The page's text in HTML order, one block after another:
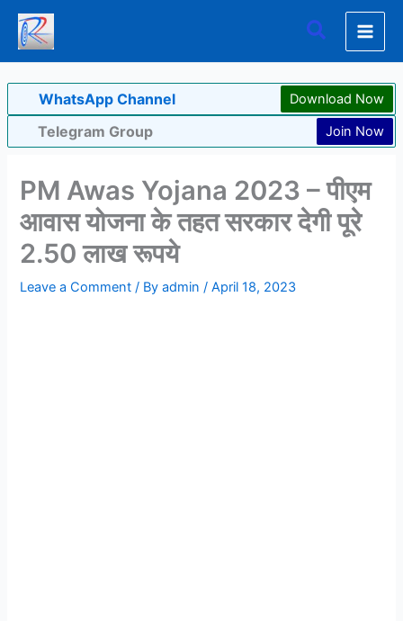
Skip
content
Search
WhatsApp Channel Download Now
Telegram Group Join Now
PM Awas Yojana 2023 – पीएम
आवास योजना के तहत सरकार देगी पूरे
2.50 लाख रूपये
Leave a Comment / Byadmin/April 18, 2023